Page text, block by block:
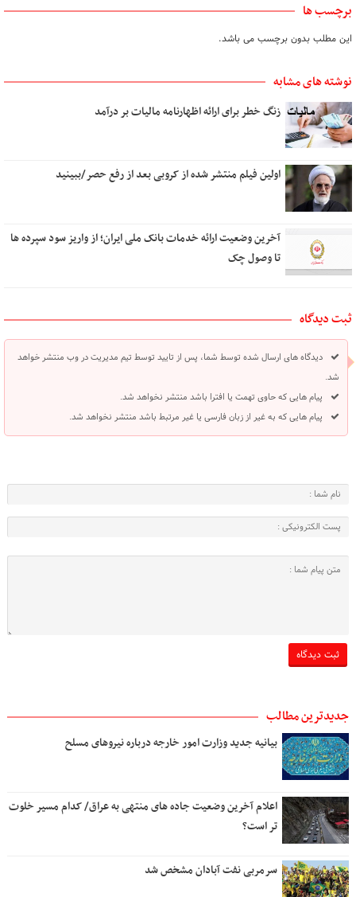
برچسب ها
این مطلب بدون برچسب می باشد.
نوشته های مشابه
زنگ خطر برای ارائه اظهارنامه مالیات بر درآمد
اولین فیلم منتشر شده از کروبی بعد از رفع حصر/ببینید
آخرین وضعیت ارائه خدمات بانک ملی ایران؛ از واریز سود سپرده ها
تا وصول چک
ثبت دیدگاه
دیدگاه های ارسال شده توسط شما، پس از تایید توسط تیم مدیریت در وب منتشر خواهد
شد.
پیام هایی که حاوی تهمت یا افترا باشد منتشر نخواهد شد.
پیام هایی که به غیر از زبان فارسی یا غیر مرتبط باشد منتشر نخواهد شد.
جدیدترین مطالب
بیانیه جدید وزارت امور خارجه درباره نیروهای مسلح
اعلام آخرین وضعیت جاده های منتهی به عراق/ کدام مسیر خلوت
تر است؟
سرمربی نفت آبادان مشخص شد